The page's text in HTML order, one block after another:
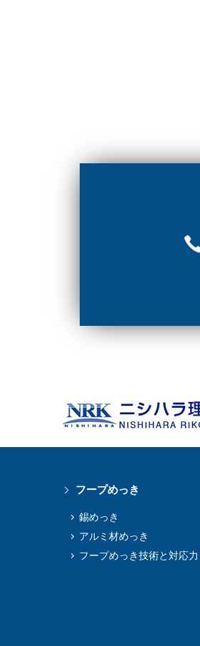
フープめっき
錫めっき
アルミ材めっき
フープめっき技術と対応⼒